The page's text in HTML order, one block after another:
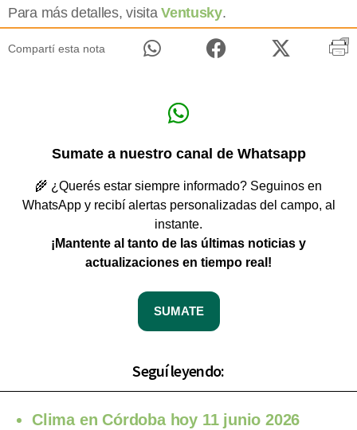
Para más detalles, visitaVentusky.
Compartí esta nota
Sumate a nuestro canal de Whatsapp
🌾 ¿Querés estar siempre informado? Seguinos en
WhatsApp y recibí alertas personalizadas del campo, al
instante.
¡Mantente al tanto de las últimas noticias y
actualizaciones en tiempo real!
SUMATE
Seguí leyendo:
Clima en Córdoba hoy 11 junio 2026